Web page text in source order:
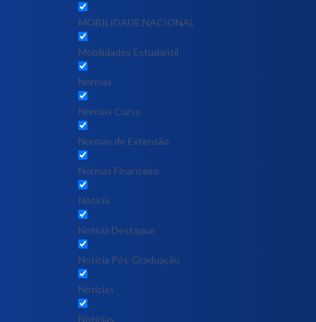
MOBILIDADE NACIONAL
Mobilidades Estudantil
Normas
Normas Curso
Normas de Extensão
Normas Financeiro
Notícia
Notícia Destaque
Noticia Pós-Graduação
Notícias
Notícias